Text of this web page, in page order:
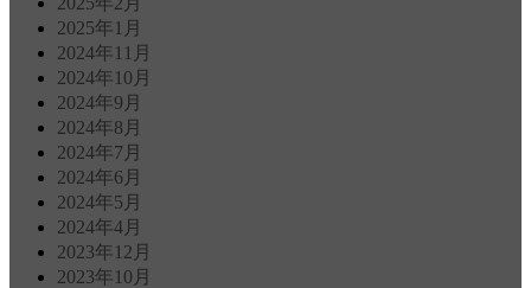
2025年1月
2024年11月
2024年10月
2024年9月
2024年8月
2024年7月
2024年6月
2024年5月
2024年4月
2023年12月
2023年10月